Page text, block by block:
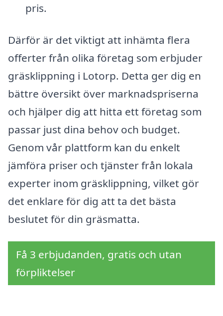
pris.
Därför är det viktigt att inhämta flera
offerter från olika företag som erbjuder
gräsklippning i Lotorp. Detta ger dig en
bättre översikt över marknadspriserna
och hjälper dig att hitta ett företag som
passar just dina behov och budget.
Genom vår plattform kan du enkelt
jämföra priser och tjänster från lokala
experter inom gräsklippning, vilket gör
det enklare för dig att ta det bästa
beslutet för din gräsmatta.
Få 3 erbjudanden, gratis och utan
förpliktelser